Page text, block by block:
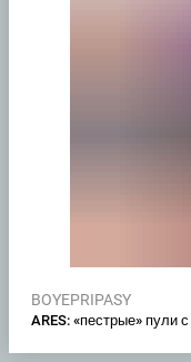
BOYEPRIPASY
ARES: «пестрые» пули